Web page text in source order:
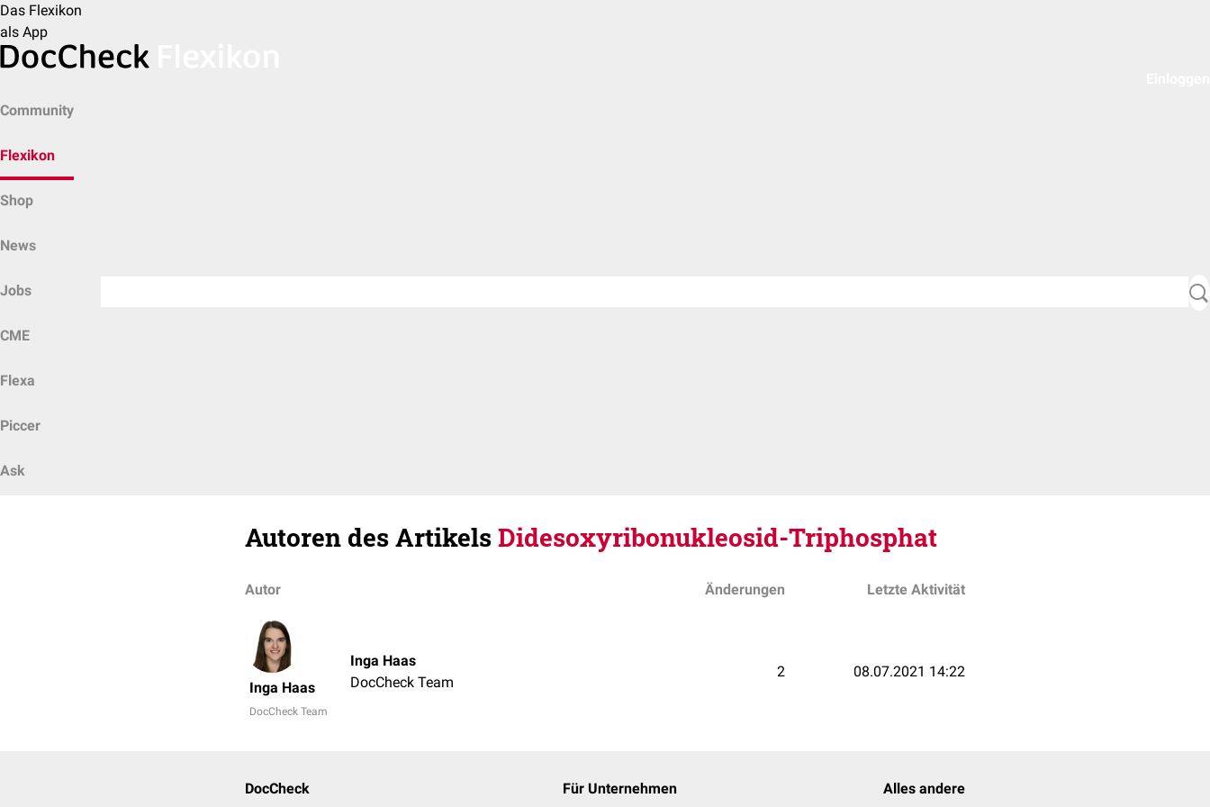
Das Flexikon
als App
Community
Flexikon
Shop
News
Jobs
CME
Flexa
Piccer
Ask
Autoren des ArtikelsDidesoxyribonukleosid-Triphosphat
Autor Änderungen Letzte Aktivität
Inga Haas
DocCheck Team
Inga Haas
DocCheck Team
2 08.07.2021 14:22
DocCheck Für Unternehmen Alles andere